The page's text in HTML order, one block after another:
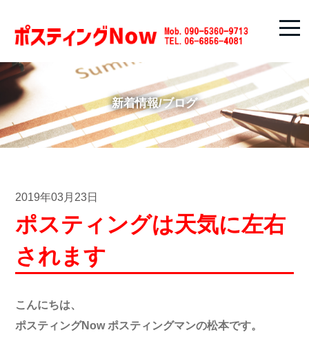
新着情報/ブログ
2019年03月23日
ポスティングは天気に左右
されます
こんにちは、
ポスティングNow ポスティングマンの松本です。